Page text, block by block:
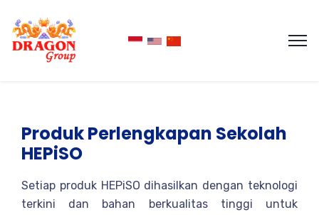
Produk Perlengkapan Sekolah
HEPiSO
Setiap produk HEPiSO dihasilkan dengan teknologi
terkini dan bahan berkualitas tinggi untuk